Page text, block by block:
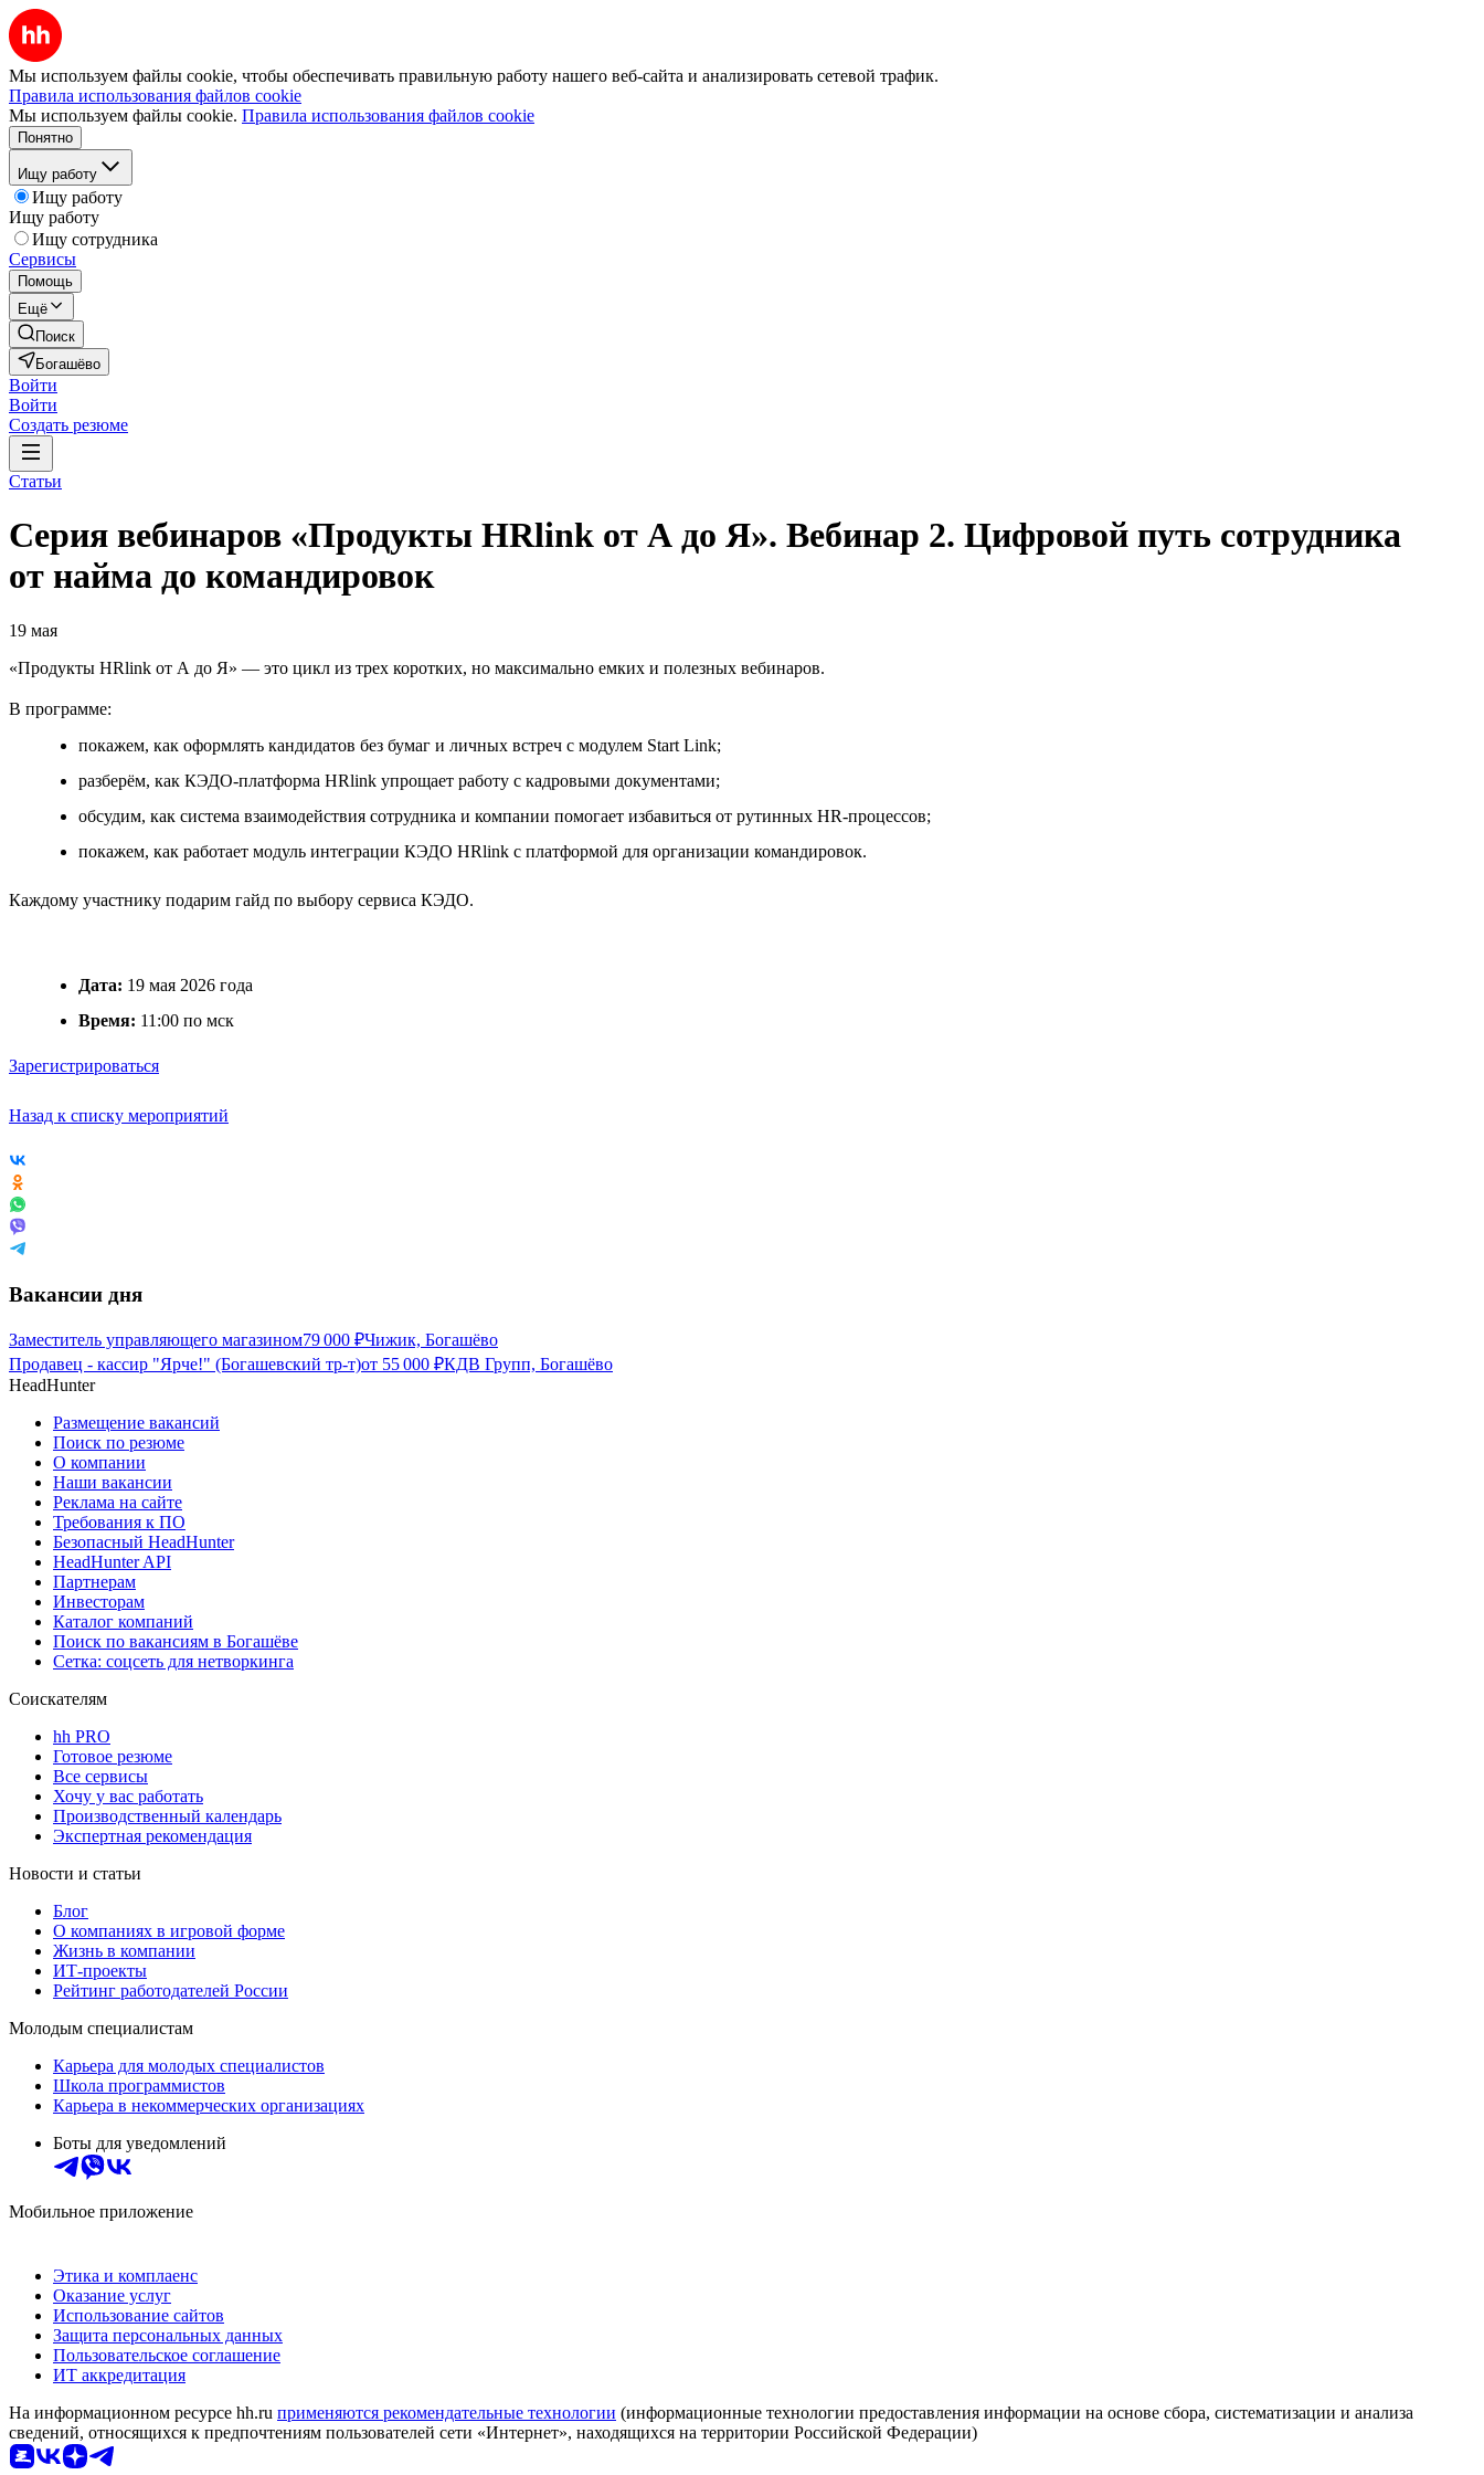
Мы используем файлы cookie, чтобы обеспечивать правильную работу нашего веб-сайта и анализировать сетевой трафик.
Правила использования файлов cookie
Мы используем файлы cookie. Правила использования файлов cookie
Понятно
Ищу работу
Ищу работу
Ищу работу
Ищу сотрудника
Сервисы
Помощь
Ещё
Поиск
Богашёво
Войти
Войти
Создать резюме
Статьи
Серия вебинаров «Продукты HRlink от А до Я». Вебинар 2. Цифровой путь сотрудника
от найма до командировок
19 мая
«Продукты HRlink от А до Я» — это цикл из трех коротких, но максимально емких и полезных вебинаров.
В программе:
покажем, как оформлять кандидатов без бумаг и личных встреч с модулем Start Link;
разберём, как КЭДО-платформа HRlink упрощает работу с кадровыми документами;
обсудим, как система взаимодействия сотрудника и компании помогает избавиться от рутинных HR-процессов;
покажем, как работает модуль интеграции КЭДО HRlink с платформой для организации командировок.
Каждому участнику подарим гайд по выбору сервиса КЭДО.
Дата: 19 мая 2026 года
Время: 11:00 по мск
Зарегистрироваться
Назад к списку мероприятий
Вакансии дня
Заместитель управляющего магазином79 000 ₽Чижик, Богашёво
Продавец - кассир "Ярче!" (Богашевский тр-т)от 55 000 ₽КДВ Групп, Богашёво
HeadHunter
Размещение вакансий
Поиск по резюме
О компании
Наши вакансии
Реклама на сайте
Требования к ПО
Безопасный HeadHunter
HeadHunter API
Партнерам
Инвесторам
Каталог компаний
Поиск по вакансиям в Богашёве
Сетка: соцсеть для нетворкинга
Соискателям
hh PRO
Готовое резюме
Все сервисы
Хочу у вас работать
Производственный календарь
Экспертная рекомендация
Новости и статьи
Блог
О компаниях в игровой форме
Жизнь в компании
ИТ-проекты
Рейтинг работодателей России
Молодым специалистам
Карьера для молодых специалистов
Школа программистов
Карьера в некоммерческих организациях
Боты для уведомлений
Мобильное приложение
Этика и комплаенс
Оказание услуг
Использование сайтов
Защита персональных данных
Пользовательское соглашение
ИТ аккредитация
На информационном ресурсе hh.ru применяются рекомендательные технологии (информационные технологии предоставления информации на основе сбора, систематизации и анализа
сведений, относящихся к предпочтениям пользователей сети «Интернет», находящихся на территории Российской Федерации)